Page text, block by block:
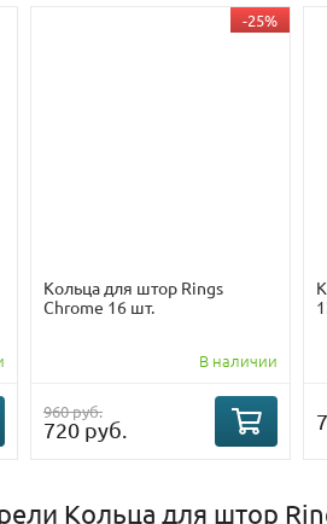
-25%
Кольца для штор Rings
Chrome 16 шт.
В наличии
960 руб.
720 руб.
Кольца для штор